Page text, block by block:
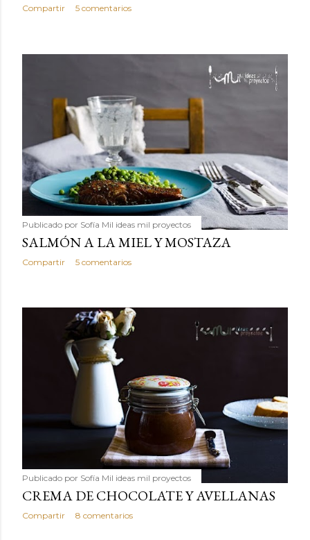
Compartir 5 comentarios
Publicado por Sofía Mil ideas mil proyectos
SALMÓN A LA MIEL Y MOSTAZA
Compartir 5 comentarios
Publicado por Sofía Mil ideas mil proyectos
CREMA DE CHOCOLATE Y AVELLANAS
Compartir 8 comentarios